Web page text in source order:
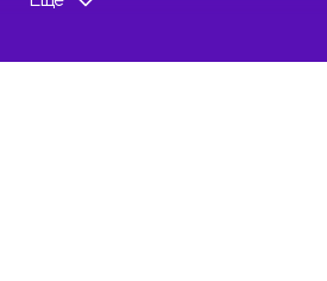
Недатированный